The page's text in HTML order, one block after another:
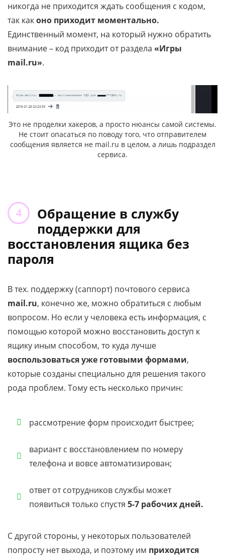
никогда не приходится ждать сообщения с кодом,
так каконо приходит моментально.
Единственный момент, на который нужно обратить
внимание – код приходит от раздела «Игры
mail.ru».
Это не проделки хакеров, а просто нюансы самой системы.
Не стоит опасаться по поводу того, что отправителем
сообщения является не mail.ru в целом, а лишь подраздел
сервиса.
Обращение в службу
поддержки для
восстановления ящика без
пароля
В тех. поддержку (саппорт) почтового сервиса
mail.ru, конечно же, можно обратиться с любым
вопросом. Но если у человека есть информация, с
помощью которой можно восстановить доступ к
ящику иным способом, то куда лучше
воспользоваться уже готовыми формами,
которые созданы специально для решения такого
рода проблем. Тому есть несколько причин:
рассмотрение форм происходит быстрее;
вариант с восстановлением по номеру
телефона и вовсе автоматизирован;
ответ от сотрудников службы может
появиться только спустя 5-7 рабочих дней.
С другой стороны, у некоторых пользователей
попросту нет выхода, и поэтому им приходится